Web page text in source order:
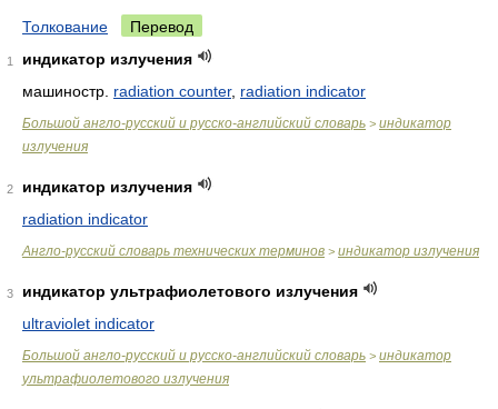
Толкование Перевод
1
индикатор излучения
машиностр. radiation counter, radiation indicator
Большой англо-русский и русско-английский словарь > индикатор
излучения
2
индикатор излучения
radiation indicator
Англо-русский словарь технических терминов > индикатор излучения
3
индикатор ультрафиолетового излучения
ultraviolet indicator
Большой англо-русский и русско-английский словарь > индикатор
ультрафиолетового излучения